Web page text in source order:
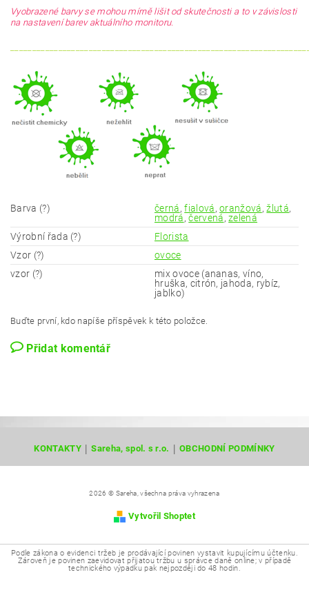
Vyobrazené barvy se mohou mírně lišit od skutečnosti a to v závislosti
na nastavení barev aktuálního monitoru.
Barva (?) černá,fialová,oranžová,žlutá,
modrá,červená,zelená
Výrobní řada (?)
Florista
Vzor (?)
ovoce
vzor (?)
mix ovoce (ananas, víno,
hruška, citrón, jahoda, rybíz,
jablko)
Buďte první, kdo napíše příspěvek k této položce.
Přidat komentář
KONTAKTY Sareha, spol. s r.o. OBCHODNÍ PODMÍNKY
2026 © Sareha, všechna práva vyhrazena
Vytvořil Shoptet
Podle zákona o evidenci tržeb je prodávající povinen vystavit kupujícímu účtenku.
Zároveň je povinen zaevidovat přijatou tržbu u správce daně online; v případě
technického výpadku pak nejpozději do 48 hodin.